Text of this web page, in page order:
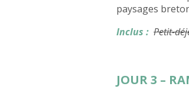
paysages
Inclus : Petit-
JOUR 3 –